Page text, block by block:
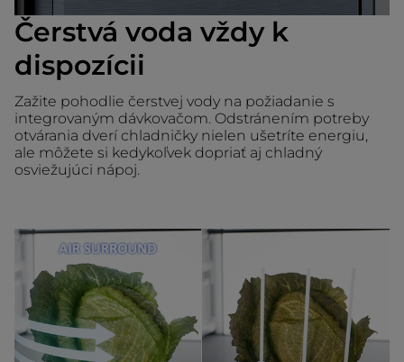
Čerstvá voda vždy k
dispozícii
Zažite pohodlie čerstvej vody na požiadanie s
integrovaným dávkovačom. Odstránením potreby
otvárania dverí chladničky nielen ušetríte energiu,
ale môžete si kedykoľvek dopriať aj chladný
osviežujúci nápoj.